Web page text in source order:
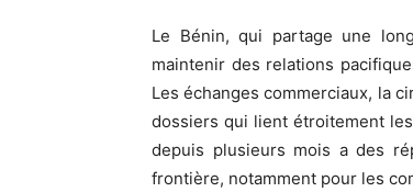
Le Bénin, qui partage une
maintenir des relations
Les échanges commerciaux, la
dossiers qui lient étroitement
depuis plusieurs mois a des
frontière, notamment pour les